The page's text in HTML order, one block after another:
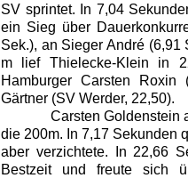
SV sprintet. In 7,04
ein Sieg über
Sek.), an Sieger André
m lief Thielecke-Klein in
Hamburger Carsten
Gärtner (SV Werder, 22,50).
Carsten Goldenstein
die 200m. In 7,17 Sekunden
aber verzichtete. In 22,66
Bestzeit und freute sich